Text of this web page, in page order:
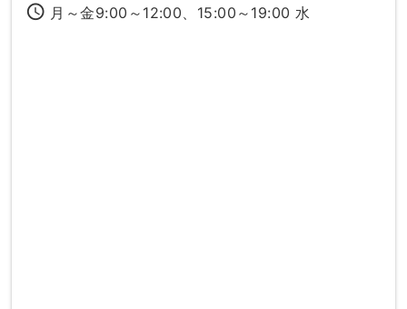
access_time 月～金9:00～12:00、15:00～19:00 水